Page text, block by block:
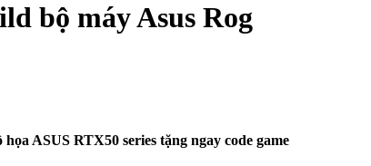
bộ máy Asus Rog
ASUS RTX50 series tặng ngay code game